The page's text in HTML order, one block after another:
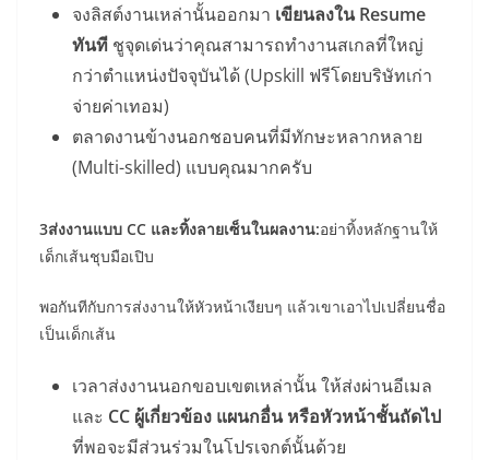
จงลิสต์งานเหล่านั้นออกมา เขียนลงใน Resume
ทันที ชูจุดเด่นว่าคุณสามารถทำงานสเกลที่ใหญ่
กว่าตำแหน่งปัจจุบันได้ (Upskill ฟรีโดยบริษัทเก่า
จ่ายค่าเทอม)
ตลาดงานข้างนอกชอบคนที่มีทักษะหลากหลาย
(Multi-skilled) แบบคุณมากครับ
3ส่งงานแบบ CC และทิ้งลายเซ็นในผลงาน:อย่าทิ้งหลักฐานให้
เด็กเส้นชุบมือเปิบ
พอกันทีกับการส่งงานให้หัวหน้าเงียบๆ แล้วเขาเอาไปเปลี่ยนชื่อ
เป็นเด็กเส้น
เวลาส่งงานนอกขอบเขตเหล่านั้น ให้ส่งผ่านอีเมล
และ CC ผู้เกี่ยวข้อง แผนกอื่น หรือหัวหน้าชั้นถัดไป
ที่พอจะมีส่วนร่วมในโปรเจกต์นั้นด้วย